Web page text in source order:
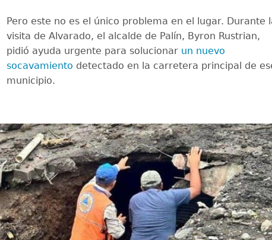
Pero este no es el único problema en el lugar. Durante
visita de Alvarado, el alcalde de Palín, Byron Rustrian,
pidió ayuda urgente para solucionar un nuevo
socavamiento detectado en la carretera principal de
municipio.